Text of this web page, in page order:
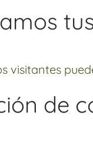
visitantes
de